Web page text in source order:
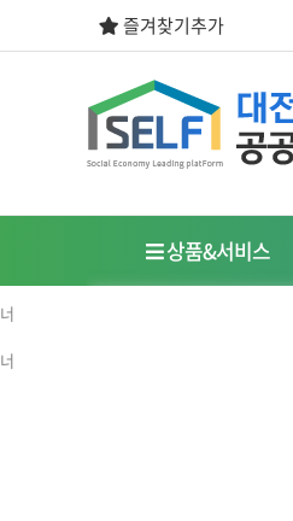
즐겨찾기추가
상품&서비스